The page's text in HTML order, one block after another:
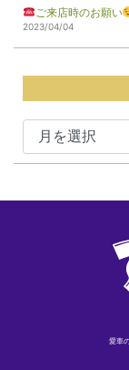
ご来店時のお願い
2023/04/04
愛車